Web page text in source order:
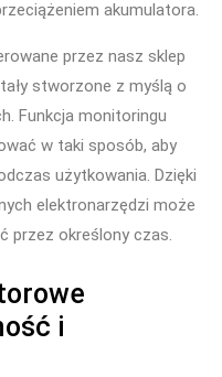
akumulatora.
przez nasz sklep
stworzone z myślą o
Funkcja monitoringu
w taki sposób, aby
użytkowania. Dzięki
elektronarzędzi może
przez określony czas.
i